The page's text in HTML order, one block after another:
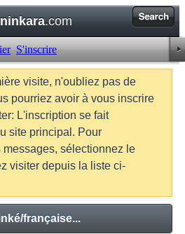
.com
S'inscrire
visite, n'oubliez pas de
pourriez avoir à vous inscrire
L'inscription se fait
site principal. Pour
sélectionnez le
visiter depuis la liste ci-
française...